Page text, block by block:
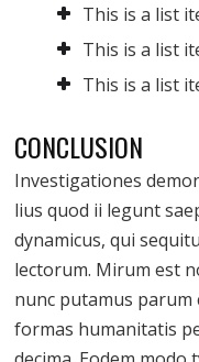
This is a list
This is a list
This is a list
CONCLUSION
Investigationes
lius quod ii legunt
dynamicus, qui
lectorum. Mirum est
nunc putamus
formas humanitatis